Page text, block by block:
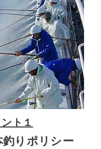
ト１
りポリシー